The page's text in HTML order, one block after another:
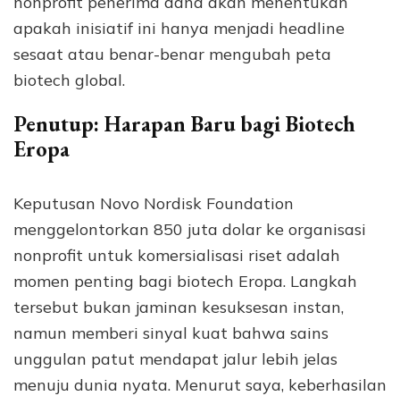
apakah inisiatif ini hanya menjadi headline
sesaat atau benar-benar mengubah peta
biotech global.
Penutup: Harapan Baru bagi Biotech
Eropa
Keputusan Novo Nordisk Foundation
menggelontorkan 850 juta dolar ke organisasi
nonprofit untuk komersialisasi riset adalah
momen penting bagi biotech Eropa. Langkah
tersebut bukan jaminan kesuksesan instan,
namun memberi sinyal kuat bahwa sains
unggulan patut mendapat jalur lebih jelas
menuju dunia nyata. Menurut saya, keberhasilan